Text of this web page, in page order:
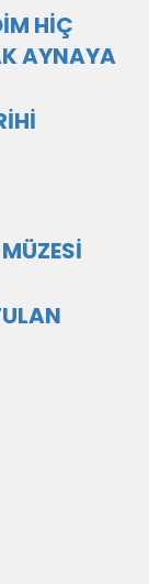
HİÇ
AYNAYA